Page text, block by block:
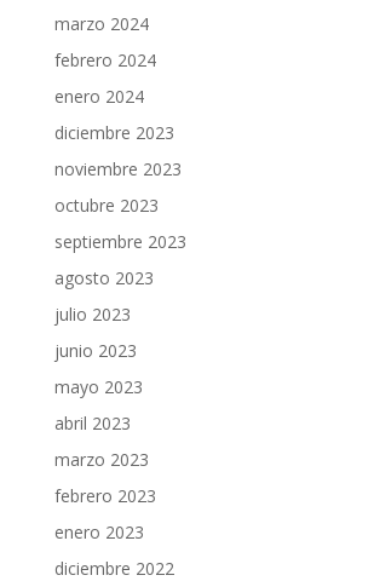
marzo 2024
febrero 2024
enero 2024
diciembre 2023
noviembre 2023
octubre 2023
septiembre 2023
agosto 2023
julio 2023
junio 2023
mayo 2023
abril 2023
marzo 2023
febrero 2023
enero 2023
diciembre 2022